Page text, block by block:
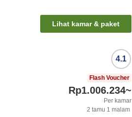
Lihat kamar & paket
4.1
Flash Voucher
Rp1.006.234~
Per kamar
2 tamu 1 malam